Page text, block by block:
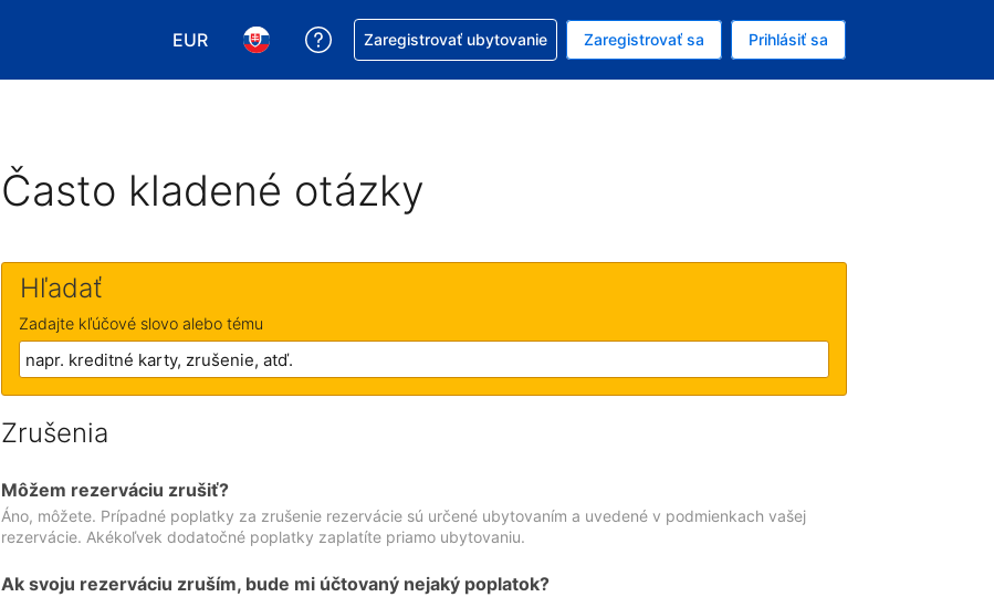
EUR
Vybrať menu. Momentálne máte zvolenú menu EUR
Vybrať jazyk. Momentálne máte zvolený jazyk V slovenčine
Získajte pomoc s rezerváciou
Zaregistrovať ubytovanie Zaregistrovať sa Prihlásiť sa
Často kladené otázky
Hľadať
Zadajte kľúčové slovo alebo tému
Zrušenia
Môžem rezerváciu zrušiť?
Áno, môžete. Prípadné poplatky za zrušenie rezervácie sú určené ubytovaním a uvedené v podmienkach vašej
rezervácie. Akékoľvek dodatočné poplatky zaplatíte priamo ubytovaniu.
Ak svoju rezerváciu zruším, bude mi účtovaný nejaký poplatok?